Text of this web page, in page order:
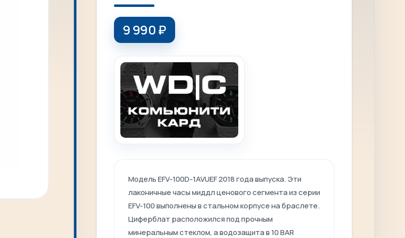
9 990₽
Модель EFV-100D-1AVUEF 2018 года выпуска. Эти
лаконичные часы миддл ценового сегмента из серии
EFV-100 выполнены в стальном корпусе на браслете.
Циферблат расположился под прочным
минеральным стеклом, а водозащита в 10 BAR